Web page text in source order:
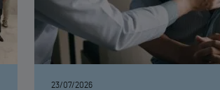
23/07/2026